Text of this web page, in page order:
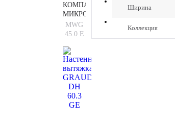
Ширина
Коллекция
КОМПАКТНАЯ
МИКРОВОЛНОВАЯ
ПЕЧЬ
С
GRAUDE
MWG
45.0 E
MWG
45.0 E